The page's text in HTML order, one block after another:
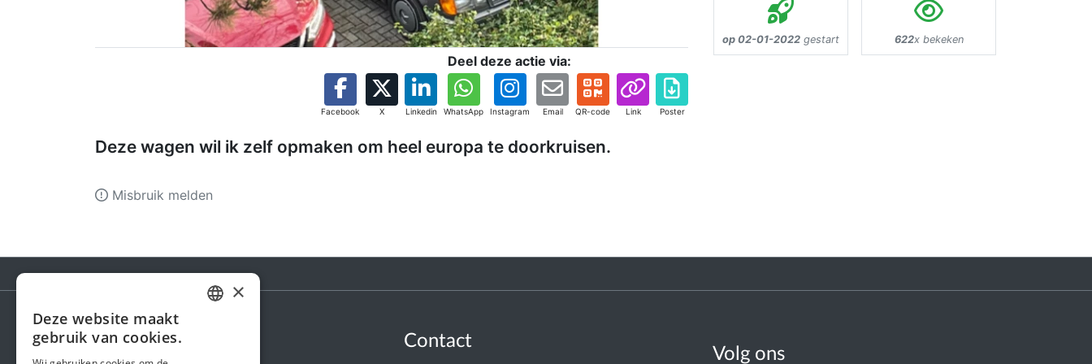
Deel deze actie via:
Facebook X Linkedin WhatsApp Instagram Email QR-code Link Poster
Deze wagen wil ik zelf opmaken om heel europa te doorkruisen.
op 02-01-2022 gestart 622x bekeken
Misbruik melden
Steunactie Contact
Volg ons
×
Deze website maakt
gebruik van cookies.